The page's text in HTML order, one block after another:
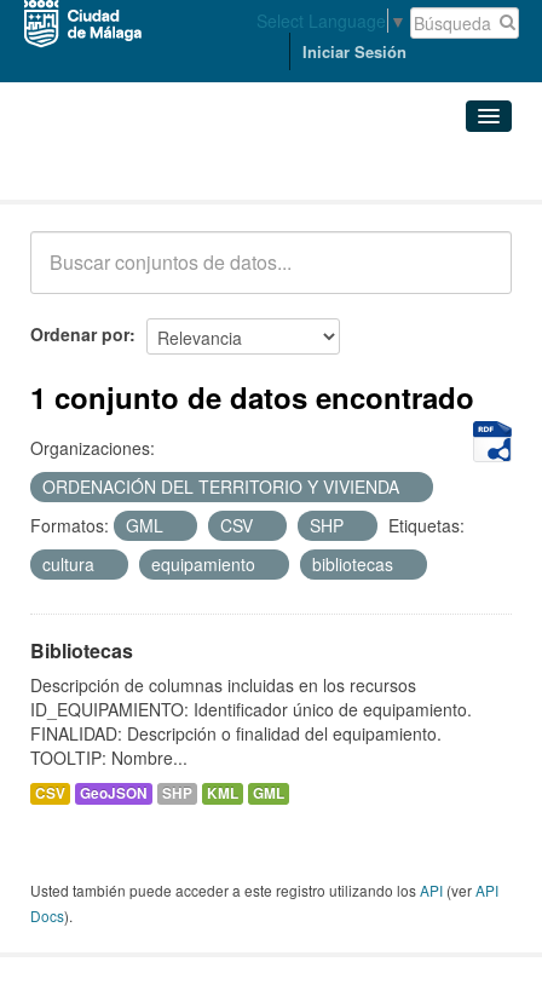
Select Language ▼
Iniciar Sesión
Acerca de
Ordenar por
1 conjunto de datos encontrado
Organizaciones:
ORDENACIÓN DEL TERRITORIO Y VIVIENDA
Formatos:
GML CSV SHP
Etiquetas:
cultura
equipamiento bibliotecas
Bibliotecas
Descripción de columnas incluidas en los recursos
ID_EQUIPAMIENTO: Identificador único de equipamiento.
FINALIDAD: Descripción o finalidad del equipamiento.
TOOLTIP: Nombre...
CSV GeoJSON SHP KML GML
Usted también puede acceder a este registro utilizando losAPI (verAPI
Docs).